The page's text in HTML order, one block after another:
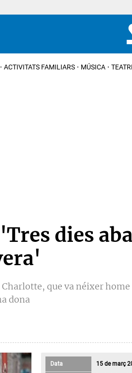
ACTIVITATS FAMILIARS MÚSICA
dies
que va néixer home
dona
Data 15 de març